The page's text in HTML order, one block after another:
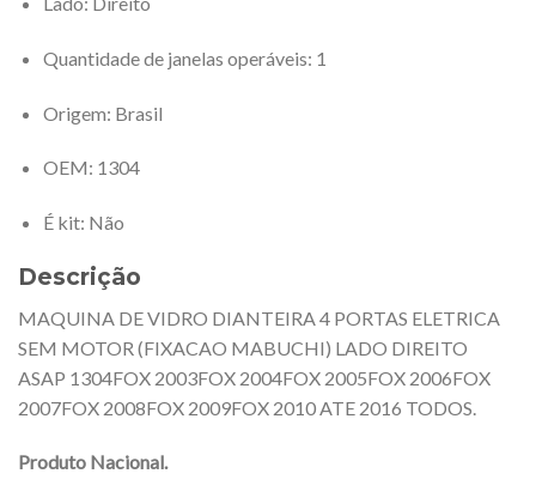
Quantidade de janelas operáveis: 1
Origem: Brasil
OEM: 1304
É kit: Não
Descrição
MAQUINA DE VIDRO DIANTEIRA 4 PORTAS ELETRICA
SEM MOTOR (FIXACAO MABUCHI) LADO DIREITO
ASAP 1304FOX 2003FOX 2004FOX 2005FOX 2006FOX
2007FOX 2008FOX 2009FOX 2010 ATE 2016 TODOS.
Produto Nacional.